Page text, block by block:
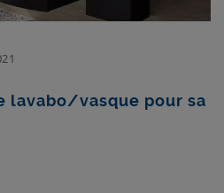
lavabo/vasque pour sa